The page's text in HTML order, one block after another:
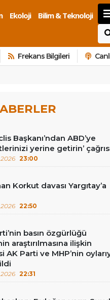
Ekoloji
Bilim & Teknoloji
Frekans Bilgileri
Başkanı’ndan ABD’ye
yerine getirin’
23:00
Korkut davası Yargıtay’a
22:50
basın özgürlüğü
araştırılmasına ilişkin
AK Parti ve MHP’nin
22:31